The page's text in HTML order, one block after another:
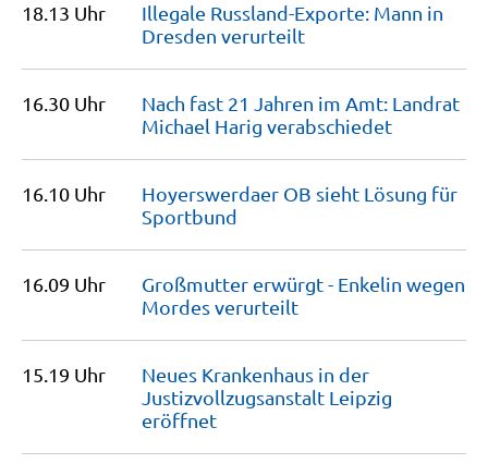
18.13 Uhr
Illegale Russland-Exporte: Mann in
Dresden verurteilt
16.30 Uhr
Nach fast 21 Jahren im Amt: Landrat
Michael Harig verabschiedet
16.10 Uhr
Hoyerswerdaer OB sieht Lösung für
Sportbund
16.09 Uhr
Großmutter erwürgt - Enkelin wegen
Mordesverurteilt
15.19 Uhr
Neues Krankenhaus in der
Justizvollzugsanstalt Leipzig
eröffnet